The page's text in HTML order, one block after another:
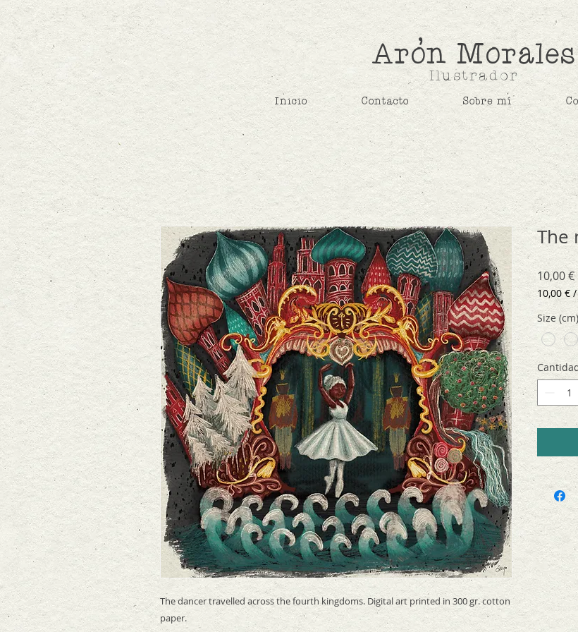
Aron Morales
Ilustrador
,
Inicio Contacto Sobre mí
The dancer travelled across the fourth kingdoms. Digital art printed in 300 gr. cotton
paper.
The
10,00 €
10,00 € /
10,00 €
por
17
Size (cm)